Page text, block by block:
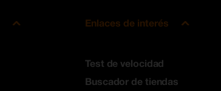
Enlaces de interés
Test de velocidad
Buscador de tiendas